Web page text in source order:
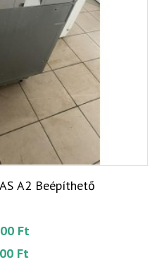
A2 Beépíthető
Ft
Ft